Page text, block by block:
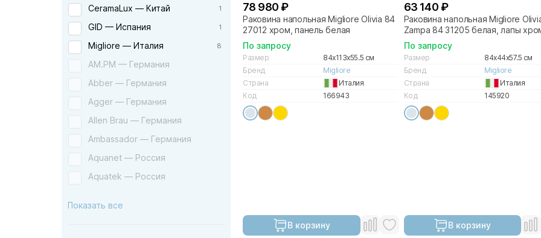
CeramaLux — Китай 1
GID — Испания 1
Migliore — Италия 8
AM.PM — Германия
Abber — Германия
Agger — Германия
Allen Brau — Германия
Ambassador — Германия
Aquanet — Россия
Aquatek — Россия
Показать все
78 980 ₽
Раковина напольная Migliore Olivia 84
27012 хром, панель белая
По запросу
Размер
84x113x55.5 см
Бренд
Migliore
Страна
Италия
Код
166943
В корзину
63 140 ₽
Раковина напольная Migliore
Zampa 84 31205 белая, лапы
По запросу
Размер
84x44x57.5 см
Бренд
Migliore
Страна
Италия
Код
145920
В корзину